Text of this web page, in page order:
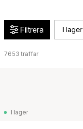
Filtrera I lager
7653 träffar
I lager